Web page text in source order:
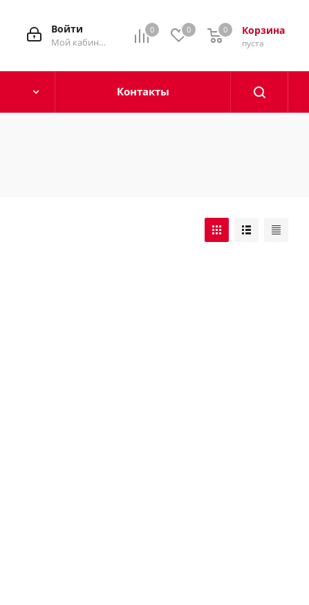
0 0 Корзина
0
пуста
0
Войти
Мой кабинет
Контакты